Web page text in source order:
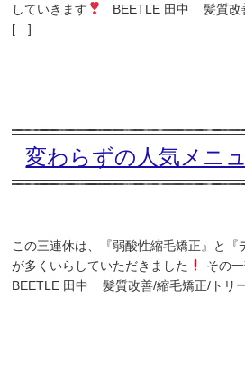
していきます
BEETLE 田中 髪質改
[…]
変わらずの人気メニ
この三連休は、『弱酸性縮毛矯正』と『
が多くいらしていただきました
その
BEETLE 田中 髪質改善/縮毛矯正/トリ